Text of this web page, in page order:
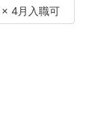
4月入職可